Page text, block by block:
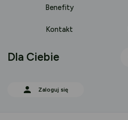
Benefity
Kontakt
Dla Ciebie
Zaloguj się